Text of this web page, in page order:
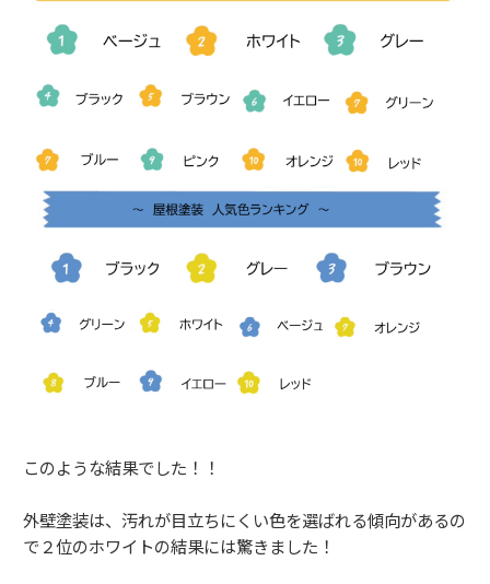
このような結果でした！！
外壁塗装は、汚れが目立ちにくい色を選ばれる傾向があるの
で２位のホワイトの結果には驚きました！